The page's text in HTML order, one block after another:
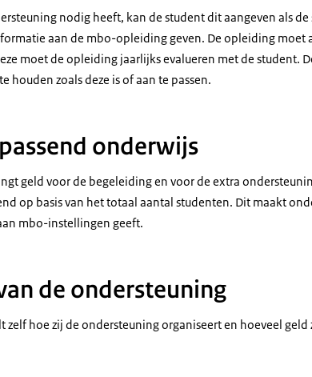
nodig heeft, kan de student dit aangeven als
aan de mbo-opleiding geven. De opleiding moet
moet de opleiding jaarlijks evalueren met de student.
houden zoals deze is of aan te passen.
onderwijs
geld voor de begeleiding en voor de extra
op basis van het totaal aantal studenten. Dit maakt
mbo-instellingen geeft.
de ondersteuning
hoe zij de ondersteuning organiseert en hoeveel